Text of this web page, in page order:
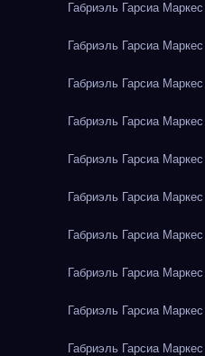
Габриэль Гарсиа
Габриэль Гарсиа
Габриэль Гарсиа
Габриэль Гарсиа
Габриэль Гарсиа
Габриэль Гарсиа
Габриэль Гарсиа
Габриэль Гарсиа
Габриэль Гарсиа
Габриэль Гарсиа